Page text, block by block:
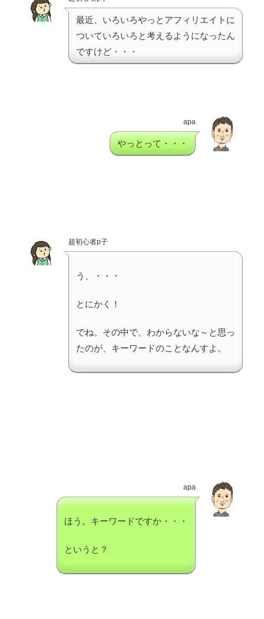
最近、いろいろやっとアフィリエイトに
ついていろいろと考えるようになったん
ですけど・・・
apa
やっとって・・・
超初心者p子
う、・・・
とにかく！
でね。その中で、わからないな～と思っ
たのが、キーワードのことなんすよ。
apa
ほう。キーワードですか・・・
というと？